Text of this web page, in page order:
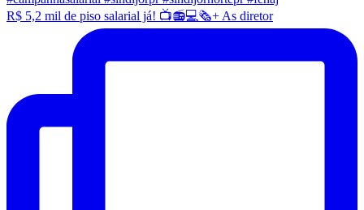
R$ 5,2 mil de piso salarial já! 📺📻💻🗞️+ As diretor